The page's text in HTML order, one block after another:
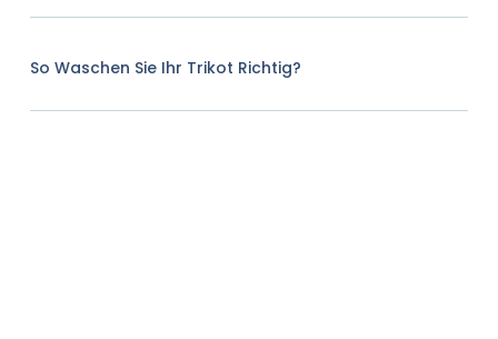
So Waschen Sie Ihr Trikot Richtig?